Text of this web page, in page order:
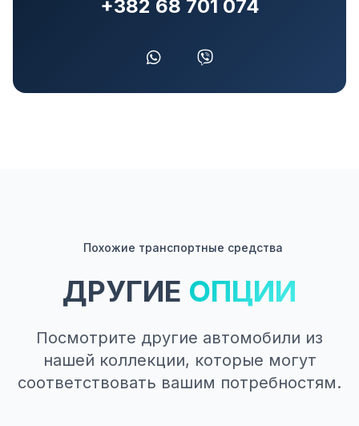
+382 68 701 074
Похожие транспортные средства
ДРУГИЕ ОПЦИИ
Посмотрите другие автомобили из
нашей коллекции, которые могут
соответствовать вашим потребностям.